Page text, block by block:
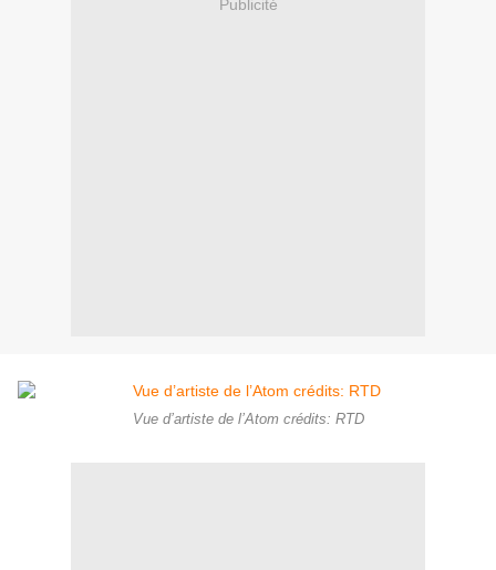
Publicité
Vue d’artiste de l’Atom crédits: RTD